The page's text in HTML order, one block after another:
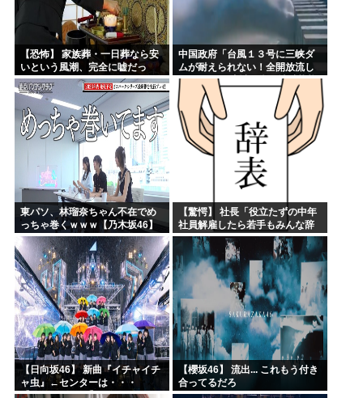
【恐怖】 家族葬・一日葬なら安
いという風潮、完全に嘘だっ
た・・・・
中国政府「台風１３号に三峡ダ
ムが耐えられない！全開放流し
ろ！」⇒ 下流域の街が壊滅状態
ｗｗｗｗｗ
東パソ、林瑠奈ちゃん不在でめ
っちゃ巻くｗｗｗ【乃木坂46】
【驚愕】 社長「役立たずの中年
社員解雇したら若手もみんな辞
めてしまった…」
【日向坂46】 新曲『イチャイチ
ャ虫』←センターは・・・
【18thシングル】
【櫻坂46】 流出... これもう付き
合ってるだろ